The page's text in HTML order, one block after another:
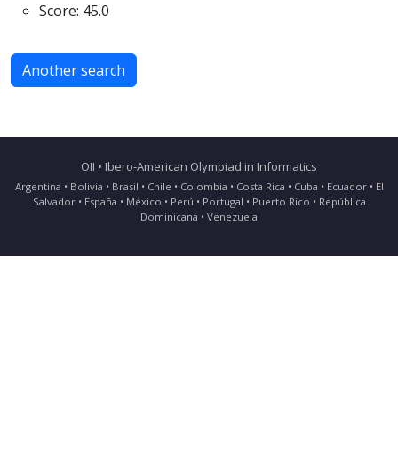
Score: 45.0
Another search
OII • Ibero-American Olympiad in Informatics
Argentina • Bolivia • Brasil • Chile • Colombia • Costa Rica • Cuba • Ecuador • El
Salvador • España • México • Perú • Portugal • Puerto Rico • República
Dominicana • Venezuela